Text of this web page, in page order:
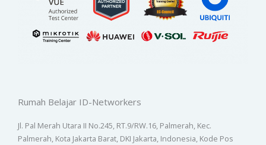
Rumah Belajar ID-Networkers
Jl. Pal Merah Utara II No.245, RT.9/RW.16, Palmerah, Kec.
Palmerah, Kota Jakarta Barat, DKI Jakarta, Indonesia, Kode Pos